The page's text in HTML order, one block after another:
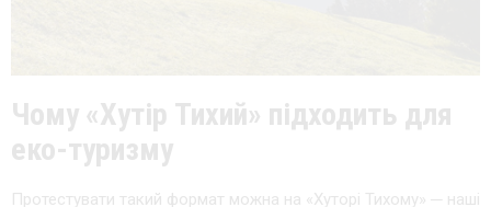
Чому «Хутір Тихий» підходить для
еко-туризму
Протестувати такий формат можна на «Хуторі Тихому» ─ наші